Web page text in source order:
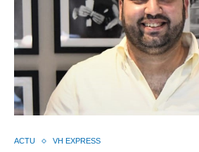
ACTU VH EXPRESS